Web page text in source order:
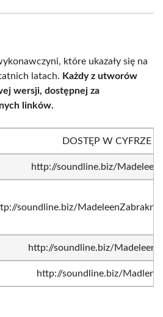
które ukazały się na
latach. Każdy z utworów
wersji, dostępnej za
linków.
DOSTĘP W CYFRZE
http://soundline.biz/
soundline.biz/
http://soundline.biz/
http://soundline.biz/